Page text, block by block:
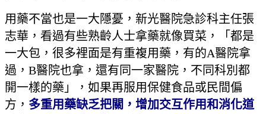
用藥不當也是一大隱憂，新光醫院急診科主任張
志華，看過有些熟齡人士拿藥就像買菜，「都是
一大包，很多裡面是有重複用藥，有的A醫院拿
過，B醫院也拿，還有同一家醫院，不同科別都
開一樣的藥」，如果再服用保健食品或民間偏
方， 多重用藥缺乏把關，增加交互作用和消化道